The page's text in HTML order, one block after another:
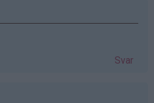
Svar